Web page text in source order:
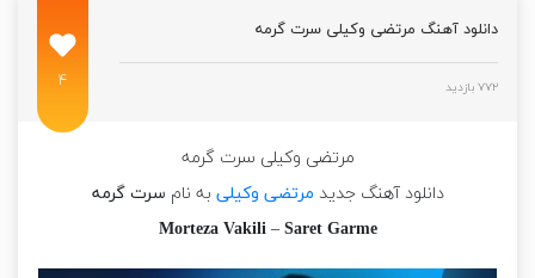
دانلود آهنگ مرتضی وکیلی سرت گرمه
۷۷۲ بازدید ۴
مرتضی وکیلی سرت گرمه
دانلود آهنگ جدید مرتضی وکیلی به نام سرت گرمه
Morteza Vakili– Saret Garme